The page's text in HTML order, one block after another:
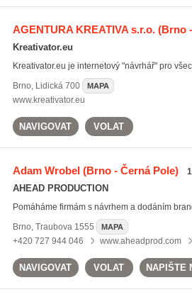
AGENTURA KREATIVA s.r.o.(Brno
Kreativator.eu
Kreativator.eu je internetový "návrhář" pro
Brno, Lidická 700 MAPA
www.kreativator.eu
NAVIGOVAT VOLAT
Adam Wrobel(Brno - Černá Pole)
AHEAD PRODUCTION
Pomáháme firmám s návrhem a dodáním
Brno, Traubova 1555 MAPA
+420 727 944 046 www.aheadprod.com
NAVIGOVAT VOLAT NAPIŠTE